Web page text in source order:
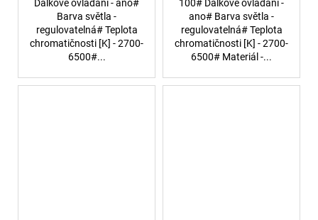
Dálkové ovládání - ano#
Barva světla -
regulovatelná# Teplota
chromatičnosti [K] - 2700-
6500#...
100# Dálkové ovládání -
ano# Barva světla -
regulovatelná# Teplota
chromatičnosti [K] - 2700-
6500# Materiál -...